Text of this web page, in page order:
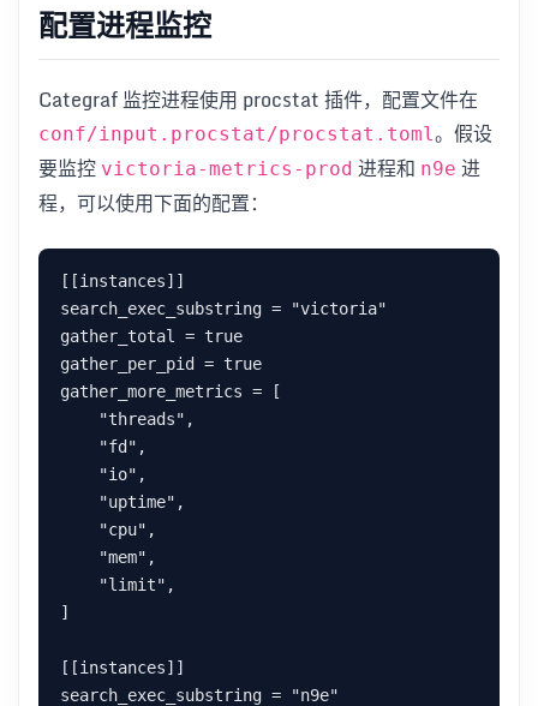
配置进程监控
Categraf 监控进程使用 procstat 插件，配置文件在
conf/input.procstat/procstat.toml。假设
要监控 victoria-metrics-prod 进程和 n9e 进
程，可以使用下面的配置：
[[instances]]
search_exec_substring = "victoria"
gather_total = true
gather_per_pid = true
gather_more_metrics = [
]
[[instances]]
search_exec_substring = "n9e"